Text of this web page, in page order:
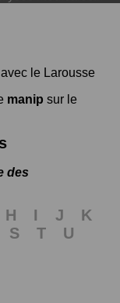
avec le Larousse
manip sur le
des
H I J
K
S T
U